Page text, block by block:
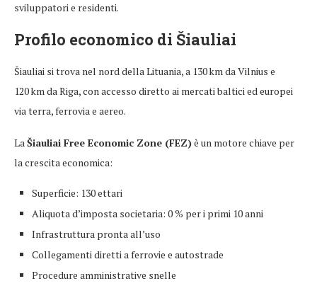
sviluppatori e residenti.
Profilo economico di Šiauliai
Šiauliai si trova nel nord della Lituania, a 130 km da Vilnius e
120 km da Riga, con accesso diretto ai mercati baltici ed europei
via terra, ferrovia e aereo.
LaŠiauliai Free Economic Zone (FEZ)è un motore chiave per
la crescita economica:
Superficie: 130 ettari
Aliquota d’imposta societaria: 0 % per i primi 10 anni
Infrastruttura pronta all’uso
Collegamenti diretti a ferrovie e autostrade
Procedure amministrative snelle